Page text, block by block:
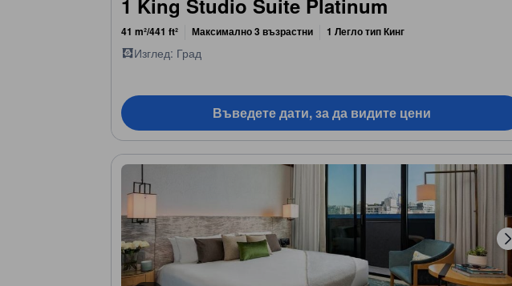
1 King Studio Suite Platinum
41 m²/441 ft² Максимално 3 възрастни 1 Легло тип Кинг
Изглед: Град
Въведете дати, за да видите цени